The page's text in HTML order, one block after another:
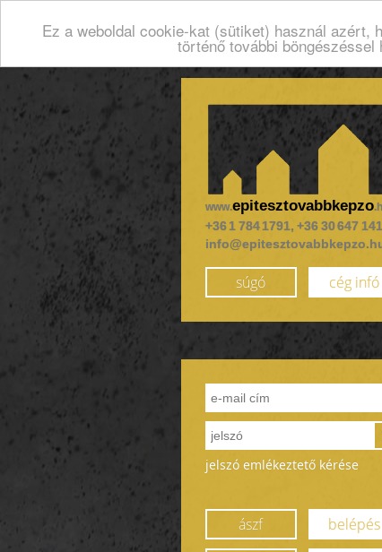
Ez a weboldal cookie-kat (sütiket) használ azért,
történő további
www.epitesztovabbkepzo
+36 1 784 1791, +36 30 647
súgó cég infó
jelszó emlékeztető kérése
ászf
belépés